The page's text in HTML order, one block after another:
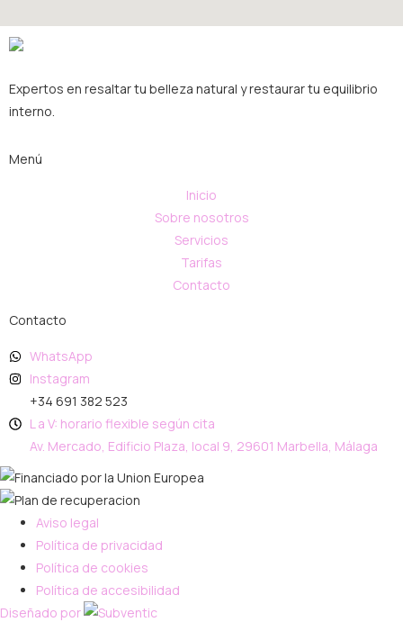
Expertos en resaltar tu belleza natural y restaurar tu equilibrio
interno.
Menú
Inicio
Sobre nosotros
Servicios
Tarifas
Contacto
Contacto
WhatsApp
Instagram
+34 691 382 523
L a V: horario flexible según cita
Av. Mercado, Edificio Plaza, local 9, 29601 Marbella, Málaga
Aviso legal
Política de privacidad
Política de cookies
Política de accesibilidad
Diseñado por